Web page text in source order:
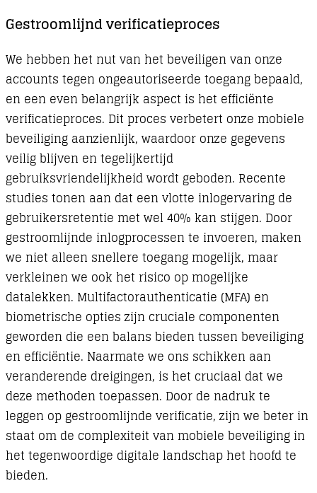
Gestroomlijnd verificatieproces
We hebben het nut van het beveiligen van onze
accounts tegen ongeautoriseerde toegang bepaald,
en een even belangrijk aspect is het efficiënte
verificatieproces. Dit proces verbetert onze mobiele
beveiliging aanzienlijk, waardoor onze gegevens
veilig blijven en tegelijkertijd
gebruiksvriendelijkheid wordt geboden. Recente
studies tonen aan dat een vlotte inlogervaring de
gebruikersretentie met wel 40% kan stijgen. Door
gestroomlijnde inlogprocessen te invoeren, maken
we niet alleen snellere toegang mogelijk, maar
verkleinen we ook het risico op mogelijke
datalekken. Multifactorauthenticatie (MFA) en
biometrische opties zijn cruciale componenten
geworden die een balans bieden tussen beveiliging
en efficiëntie. Naarmate we ons schikken aan
veranderende dreigingen, is het cruciaal dat we
deze methoden toepassen. Door de nadruk te
leggen op gestroomlijnde verificatie, zijn we beter in
staat om de complexiteit van mobiele beveiliging in
het tegenwoordige digitale landschap het hoofd te
bieden.